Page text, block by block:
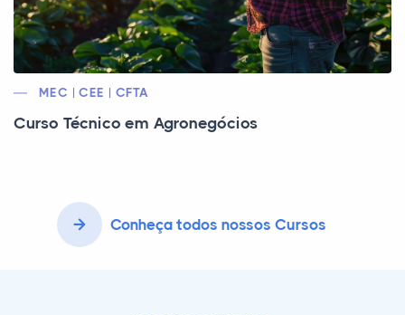
MEC | CEE | CFTA
Curso Técnico em Agronegócios
Conheça todos nossos Cursos